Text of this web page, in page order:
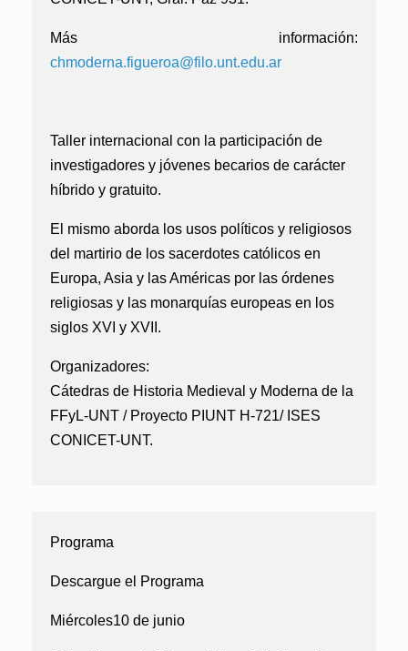
Más información:
chmoderna.figueroa@filo.unt.edu.ar
Taller internacional con la participación de
investigadores y jóvenes becarios de carácter
híbrido y gratuito.
El mismo aborda los usos políticos y religiosos
del martirio de los sacerdotes católicos en
Europa, Asia y las Américas por las órdenes
religiosas y las monarquías europeas en los
siglos XVI y XVII.
Organizadores:
Cátedras de Historia Medieval y Moderna de la
FFyL-UNT / Proyecto PIUNT H-721/ ISES
CONICET-UNT.
Programa
Descargue el Programa
Miércoles10 de junio